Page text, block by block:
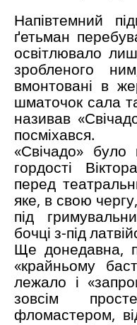
Напівтемний
ґетьман
освітлювало
зробленого
вмонтовані в
шматочок сала
називав
посміхався.
«Свічадо» було
гордості
перед
яке, в свою
під
бочці з-під
Ще донедавна,
«крайньому
лежало і
зовсім
фломастером,